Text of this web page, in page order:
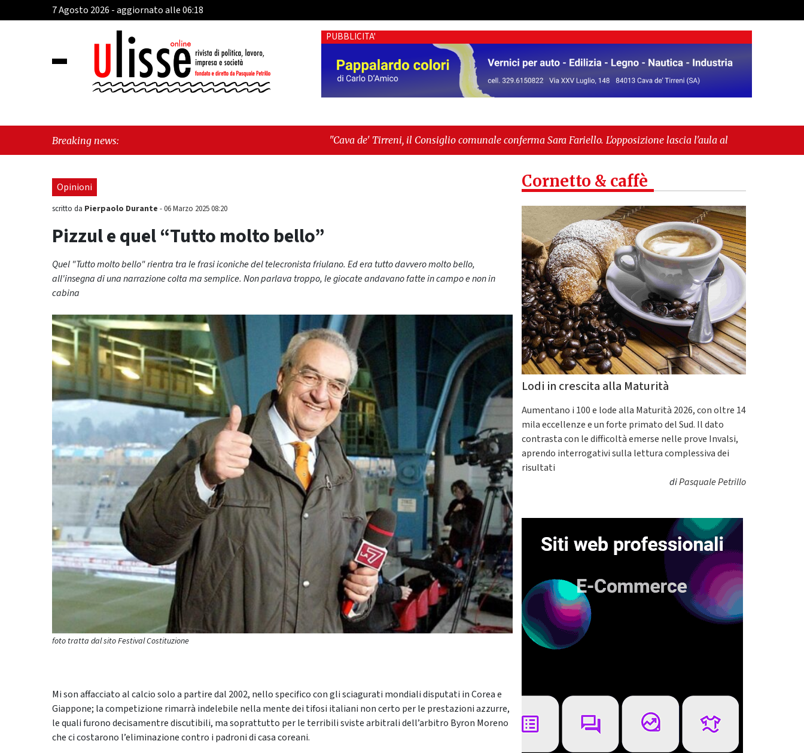
7 Agosto 2026 - aggiornato alle 06:18
PUBBLICITA'
Breaking news: "Cava de' Tirreni, il Consiglio comunale conferma Sara Fariello. L'opposizione lascia l'aula al momento del voto" -
"Vietri sul Mare, giornata storica: la ceramica ammessa alla fase europea per l’IGP"
Opinioni
scritto da Pierpaolo Durante -06 Marzo 2025 08:20
Pizzul e quel “Tutto molto bello”
Quel "Tutto molto bello" rientra tra le frasi iconiche del telecronista friulano. Ed era tutto davvero molto bello,
all'insegna di una narrazione colta ma semplice. Non parlava troppo, le giocate andavano fatte in campo e non in
cabina
foto tratta dal sito Festival Costituzione
Mi son affacciato al calcio solo a partire dal 2002, nello specifico con gli sciagurati mondiali disputati in Corea e
Giappone; la competizione rimarrà indelebile nella mente dei tifosi italiani non certo per le prestazioni azzurre,
le quali furono decisamentre discutibili, ma soprattutto per le terribili sviste arbitrali dell’arbitro Byron Moreno
che ci costarono l’eliminazione contro i padroni di casa coreani.
Cornetto & caffè
Lodi in crescita alla Maturità
Aumentano i 100 e lode alla Maturità 2026, con oltre 14
mila eccellenze e un forte primato del Sud. Il dato
contrasta con le difficoltà emerse nelle prove Invalsi,
aprendo interrogativi sulla lettura complessiva dei
risultati
diPasquale Petrillo